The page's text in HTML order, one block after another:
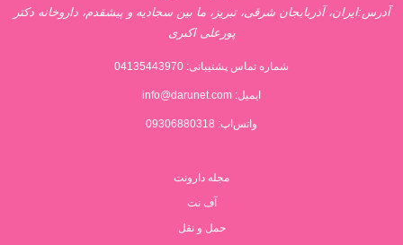
آدرس:ایران، آذربایجان شرقی، تبریز، ما بین سجادیه و پیشقدم، داروخانه دکتر
پورعلی اکبری
شماره تماس پشتیبانی: 04135443970
ایمیل: info@darunet.com
واتس‌اپ: 09306880318
مجله دارونت
آف نت
حمل و نقل